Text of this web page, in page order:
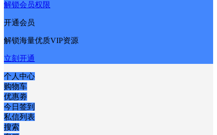
解锁会员权限
开通会员
解锁海量优质VIP资源
立刻开通
个人中心
购物车
优惠劵
今日签到
私信列表
搜索